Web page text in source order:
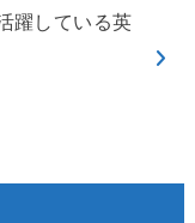
躍している英